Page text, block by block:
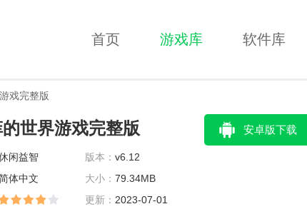
首页 游戏库 软件库
戏完整版
世界游戏完整版
闲益智 版本： v6.12
体中文 大小： 79.34MB
更新： 2023-07-01
安卓版下载